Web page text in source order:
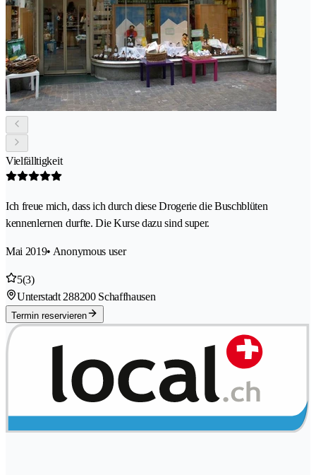
Vielfälltigkeit
Ich freue mich, dass ich durch diese Drogerie die Buschblüten
kennenlernen durfte. Die Kurse dazu sind super.
Mai 2019• Anonymous user
5(3)
Unterstadt 288200 Schaffhausen
Termin reservieren